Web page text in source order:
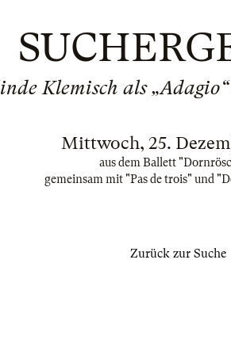
Klemisch als
Mittwoch, 25.
aus dem Ballett
gemeinsam mit "Pas de trois" und
Zurück zur Suche